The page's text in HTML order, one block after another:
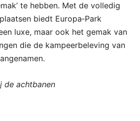
te hebben. Met de volledig
biedt Europa‑Park
luxe, maar ook het gemak van
die de kampeerbeleving van
de achtbanen